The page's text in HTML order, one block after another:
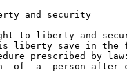
and security
to liberty and
liberty save in the
prescribed by
of  a  person after